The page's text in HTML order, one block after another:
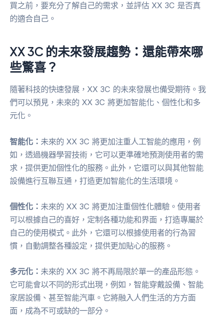
買之前，要充分了解自己的需求，並評估 XX 3C 是否真
的適合自己。
XX 3C 的未來發展趨勢：還能帶來哪
些驚喜？
隨著科技的快速發展，XX 3C 的未來發展也備受期待。我
們可以預見，未來的 XX 3C 將更加智能化、個性化和多
元化。
智能化： 未來的 XX 3C 將更加注重人工智能的應用，例
如，透過機器學習技術，它可以更準確地預測使用者的需
求，提供更加個性化的服務。此外，它還可以與其他智能
設備進行互聯互通，打造更加智能化的生活環境。
個性化： 未來的 XX 3C 將更加注重個性化體驗。使用者
可以根據自己的喜好，定制各種功能和界面，打造專屬於
自己的使用模式。此外，它還可以根據使用者的行為習
慣，自動調整各種設定，提供更加貼心的服務。
多元化： 未來的 XX 3C 將不再局限於單一的產品形態。
它可能會以不同的形式出現，例如，智能穿戴設備、智能
家居設備、甚至智能汽車。它將融入人們生活的方方面
面，成為不可或缺的一部分。